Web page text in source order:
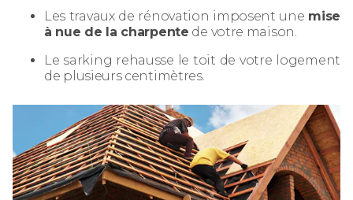
Les travaux de rénovation imposent une mise
à nue de la charpente de votre maison.
Le sarking rehausse le toit de votre logement
de plusieurs centimètres.